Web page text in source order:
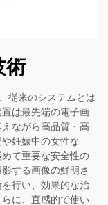
術
従来のシステムとは
は最先端の電子画
ながら高品質・高
妊娠中の女性な
て重要な安全性の
する画像の鮮明さ
行い、効果的な治
に、直感的で使い